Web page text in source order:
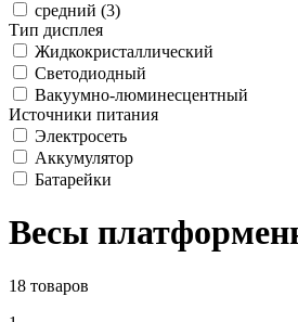
средний (3)
Тип дисплея
Жидкокристаллический
Светодиодный
Вакуумно-люминесцентный
Источники питания
Электросеть
Аккумулятор
Батарейки
Весы
18 товаров